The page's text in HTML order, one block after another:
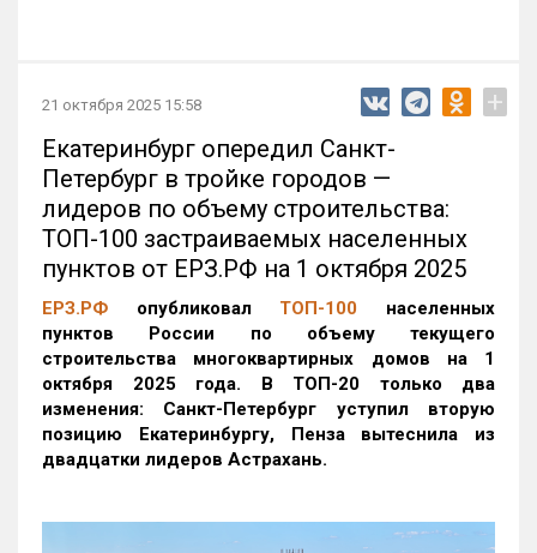
21 октября 2025 15:58 +
Екатеринбург опередил Санкт-
Петербург в тройке городов —
лидеров по объему строительства:
ТОП-100 застраиваемых населенных
пунктов от ЕРЗ.РФ на 1 октября 2025
ЕРЗ.РФ опубликовал ТОП-100 населенных
пунктов России по объему текущего
строительства многоквартирных домов на 1
октября 2025 года. В ТОП-20 только два
изменения: Санкт-Петербург уступил вторую
позицию Екатеринбургу, Пенза вытеснила из
двадцатки лидеров Астрахань.